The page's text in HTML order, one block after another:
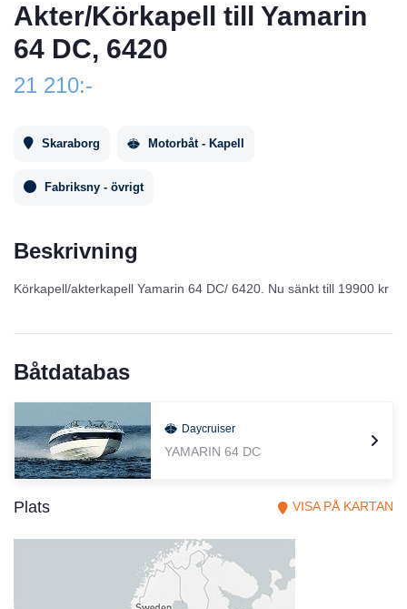
Akter/Körkapell till Yamarin
64 DC, 6420
21 210:-
Skaraborg Motorbåt - Kapell
Fabriksny - övrigt
Beskrivning
Körkapell/akterkapell Yamarin 64 DC/ 6420. Nu sänkt till 19900 kr
Båtdatabas
Daycruiser
YAMARIN 64 DC
Plats VISA PÅ KARTAN